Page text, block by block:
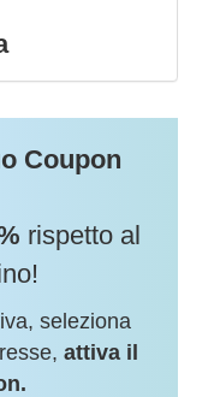
Coupon
rispetto al
seleziona
attiva il